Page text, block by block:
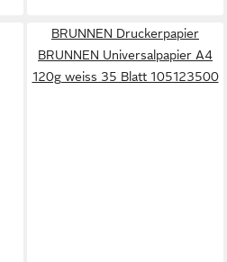
BRUNNEN Druckerpapier
BRUNNEN Universalpapier A4
120g weiss 35 Blatt 105123500